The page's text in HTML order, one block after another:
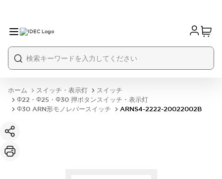
ホーム スイッチ・表示灯
スイッチ
Φ22・Φ25・Φ30 押ボタンスイッチ・表示灯
Φ30 ARN形モノレバースイッチ
ARNS4-2222-20022002B